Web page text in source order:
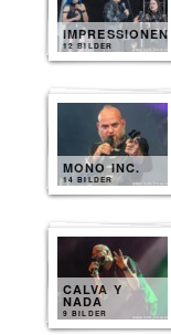
IMPRESSIONEN
12 BILDER
MONO INC.
14 BILDER
CALVA Y
NADA
9 BILDER